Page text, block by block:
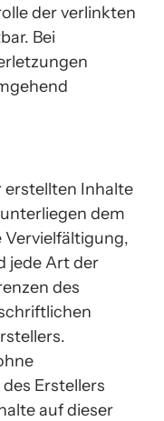
der verlinkten
Bei
erstellten Inhalte
dem
jede Art der
des
Erstellers
auf dieser